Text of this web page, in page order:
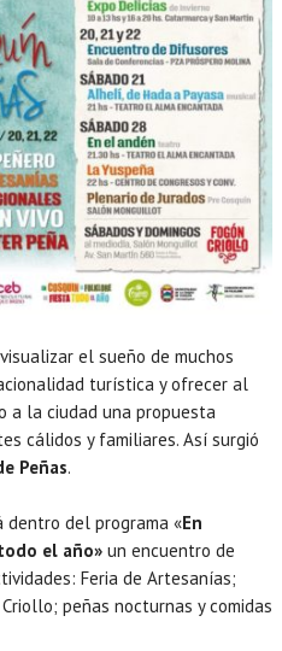
el sueño de muchos
turística y ofrecer al
a la ciudad una propuesta
cálidos y familiares. Así surgió
Peñas.
dentro del programa «En
el año» un encuentro de
Feria de Artesanías;
peñas nocturnas y comidas